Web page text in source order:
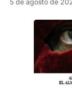
5 de agosto de